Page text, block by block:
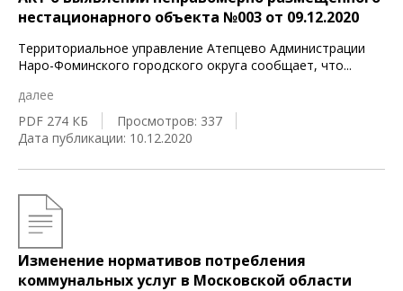
нестационарного объекта №003 от 09.12.2020
Территориальное управление Атепцево Администрации
Наро-Фоминского городского округа сообщает, что...
далее
PDF 274 КБ
Просмотров: 337
Дата публикации: 10.12.2020
Изменение нормативов потребления
коммунальных услуг в Московской области